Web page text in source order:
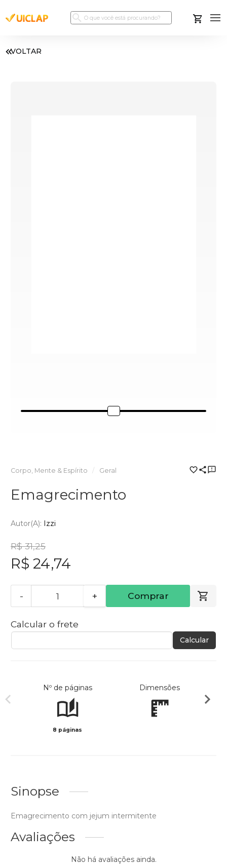
VOLTAR
Corpo, Mente & Espírito Geral
Emagrecimento
Autor(a): Izzi
R$ 31,25
R$ 24,74
- + Comprar
Calcular o frete
Calcular
Nº de páginas
8 páginas
Dimensões
Sinopse
Emagrecimento com jejum intermitente
Avaliações
Não há avaliações ainda.